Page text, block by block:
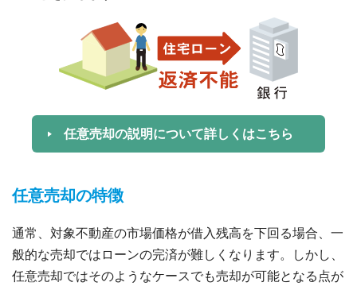
任意売却の説明について詳しくはこちら
任意売却の特徴
通常、対象不動産の市場価格が借入残高を下回る場合、一
般的な売却ではローンの完済が難しくなります。しかし、
任意売却ではそのようなケースでも売却が可能となる点が